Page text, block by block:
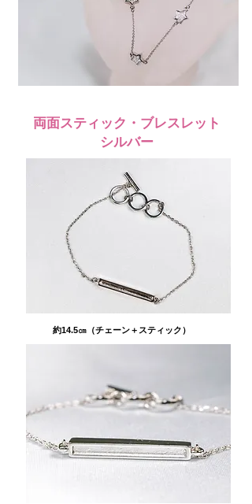
​両面スティック・ブレスレット
シルバー
約14.5㎝（チェーン＋スティック）